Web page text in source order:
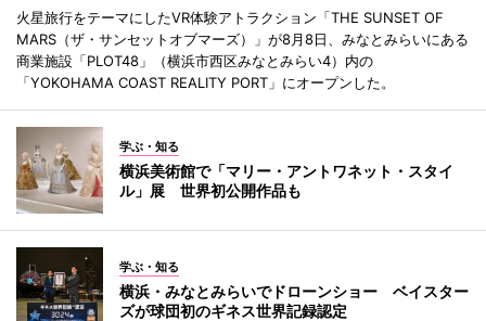
火星旅行をテーマにしたVR体験アトラクション「THE SUNSET OF
MARS（ザ・サンセットオブマーズ）」が8月8日、みなとみらいにある
商業施設「PLOT48」（横浜市西区みなとみらい4）内の
「YOKOHAMA COAST REALITY PORT」にオープンした。
学ぶ・知る
横浜美術館で「マリー・アントワネット・スタイ
ル」展 世界初公開作品も
学ぶ・知る
横浜・みなとみらいでドローンショー ベイスター
ズが球団初のギネス世界記録認定